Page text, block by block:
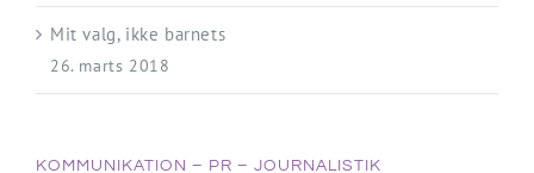
Mit valg, ikke barnets
26. marts 2018
KOMMUNIKATION – PR – JOURNALISTIK